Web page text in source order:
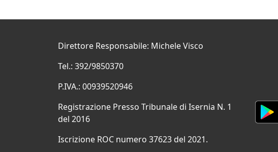
Direttore Responsabile: Michele Visco
Tel.: 392/9850370
P.IVA.: 00939520946
Registrazione Presso Tribunale di Isernia N. 1
del 2016
Iscrizione ROC numero 37623 del 2021.